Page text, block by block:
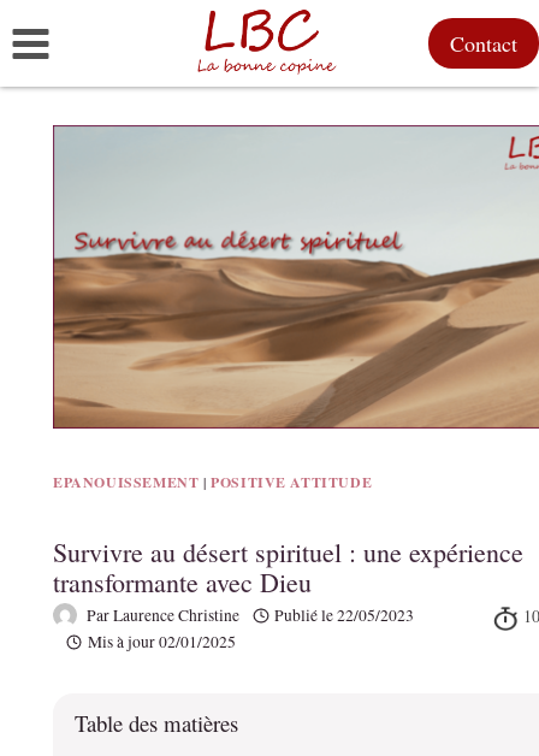
au
contenu
Contact
EPANOUISSEMENT |POSITIVE ATTITUDE
Survivre au désert spirituel : une expérience
transformante avec Dieu
ParLaurence Christine Publié le22/05/2023
Mis à jour02/01/2025
Table des matières